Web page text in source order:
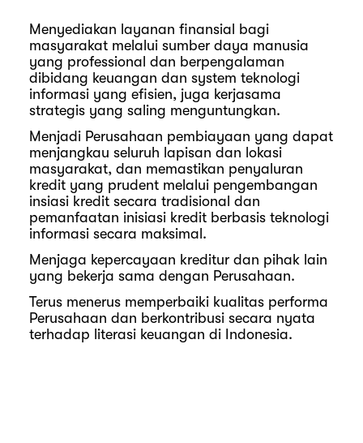
Menyediakan layanan finansial bagi
masyarakat melalui sumber daya manusia
yang professional dan berpengalaman
dibidang keuangan dan system teknologi
informasi yang efisien, juga kerjasama
strategis yang saling menguntungkan.
Menjadi Perusahaan pembiayaan yang dapat
menjangkau seluruh lapisan dan lokasi
masyarakat, dan memastikan penyaluran
kredit yang prudent melalui pengembangan
insiasi kredit secara tradisional dan
pemanfaatan inisiasi kredit berbasis teknologi
informasi secara maksimal.
Menjaga kepercayaan kreditur dan pihak lain
yang bekerja sama dengan Perusahaan.
Terus menerus memperbaiki kualitas performa
Perusahaan dan berkontribusi secara nyata
terhadap literasi keuangan di Indonesia.